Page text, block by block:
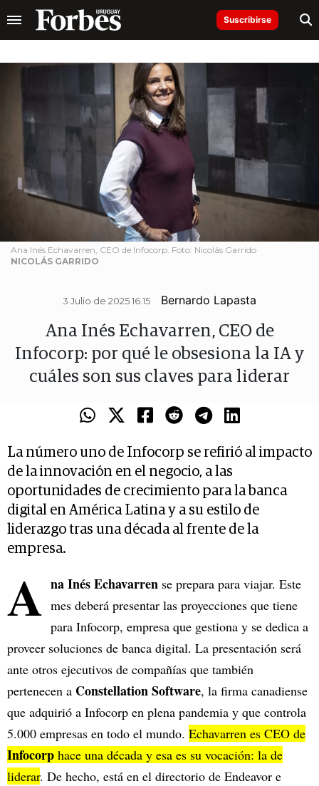
Suscribirse
Ana Inés Echavarren, CEO de Infocorp. Foto: Nicolás Garrido
NICOLÁS GARRIDO
3 Julio de 2025 16.15 Bernardo Lapasta
Ana Inés Echavarren, CEO de
Infocorp: por qué le obsesiona la IA y
cuáles son sus claves para liderar
La número uno de Infocorp se refirió al impacto
de la innovación en el negocio, a las
oportunidades de crecimiento para la banca
digital en América Latina y a su estilo de
liderazgo tras una década al frente de la
empresa.
A na Inés Echavarren se prepara para viajar. Este
mes deberá presentar las proyecciones que tiene
para Infocorp, empresa que gestiona y se dedica a
proveer soluciones de banca digital. La presentación será
ante otros ejecutivos de compañías que también
pertenecen a Constellation Software, la firma canadiense
que adquirió a Infocorp en plena pandemia y que controla
5.000 empresas en todo el mundo. Echavarren es CEO de
Infocorp hace una década y esa es su vocación: la de
liderar. De hecho, está en el directorio de Endeavor e